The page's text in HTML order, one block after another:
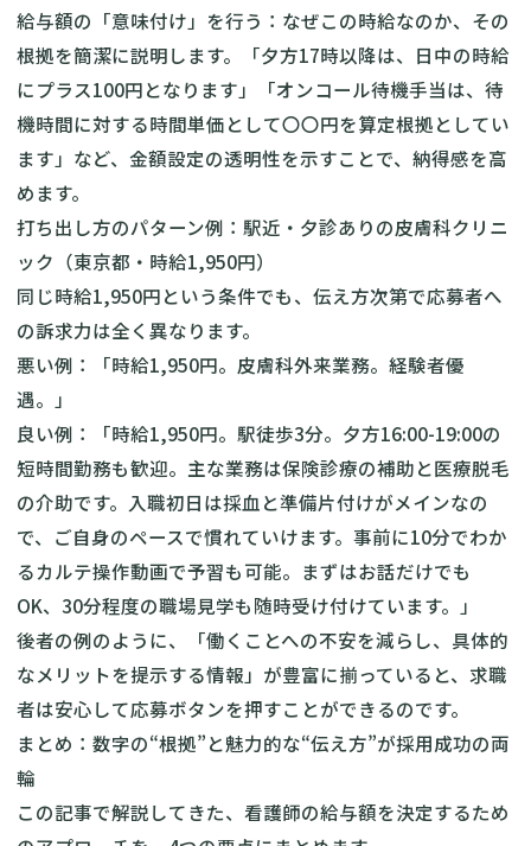
給与額の「意味付け」を行う：なぜこの時給なのか、その
根拠を簡潔に説明します。「夕方17時以降は、日中の時給
にプラス100円となります」「オンコール待機手当は、待
機時間に対する時間単価として〇〇円を算定根拠としてい
ます」など、金額設定の透明性を示すことで、納得感を高
めます。
打ち出し方のパターン例：駅近・夕診ありの皮膚科クリニ
ック（東京都・時給1,950円）
同じ時給1,950円という条件でも、伝え方次第で応募者へ
の訴求力は全く異なります。
悪い例：「時給1,950円。皮膚科外来業務。経験者優
遇。」
良い例：「時給1,950円。駅徒歩3分。夕方16:00-19:00の
短時間勤務も歓迎。主な業務は保険診療の補助と医療脱毛
の介助です。入職初日は採血と準備片付けがメインなの
で、ご自身のペースで慣れていけます。事前に10分でわか
るカルテ操作動画で予習も可能。まずはお話だけでも
OK、30分程度の職場見学も随時受け付けています。」
後者の例のように、「働くことへの不安を減らし、具体的
なメリットを提示する情報」が豊富に揃っていると、求職
者は安心して応募ボタンを押すことができるのです。
まとめ：数字の“根拠”と魅力的な“伝え方”が採用成功の両
輪
この記事で解説してきた、看護師の給与額を決定するため